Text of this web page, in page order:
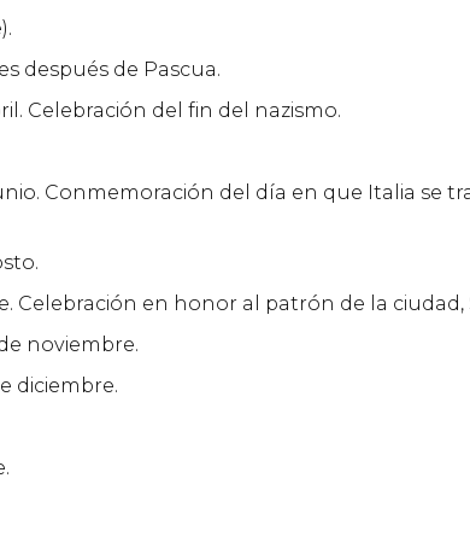
después de Pascua.
Celebración del fin del nazismo.
Conmemoración del día en que Italia se
Celebración en honor al patrón de la ciudad,
de noviembre.
diciembre.